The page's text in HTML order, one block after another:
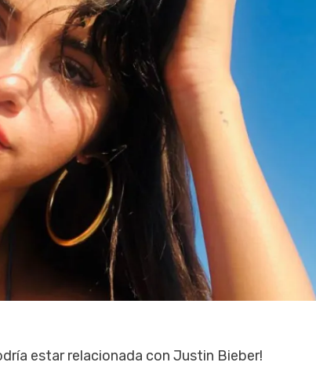
estar relacionada con Justin Bieber!